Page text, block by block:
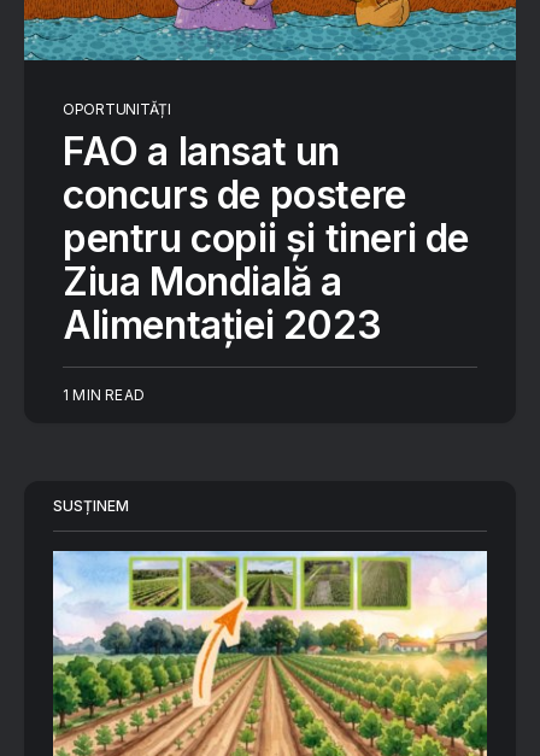
OPORTUNITĂȚI
FAO a lansat un
concurs de postere
pentru copii și tineri de
Ziua Mondială a
Alimentației 2023
1 MIN READ
SUSȚINEM